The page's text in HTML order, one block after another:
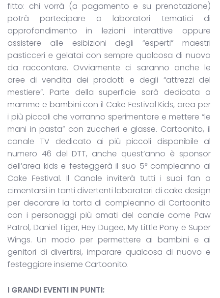
fitto: chi vorrà (a pagamento e su prenotazione)
potrà partecipare a laboratori tematici di
approfondimento in lezioni interattive oppure
assistere alle esibizioni degli “esperti” maestri
pasticceri e gelatai con sempre qualcosa di nuovo
da raccontare. Ovviamente ci saranno anche le
aree di vendita dei prodotti e degli “attrezzi del
mestiere”. Parte della superficie sarà dedicata a
mamme e bambini con il Cake Festival Kids, area per
i più piccoli che vorranno sperimentare e mettere “le
mani in pasta” con zuccheri e glasse. Cartoonito, il
canale TV dedicato ai più piccoli disponibile al
numero 46 del DTT, anche quest’anno è sponsor
dell’area kids e festeggerà il suo 5° compleanno al
Cake Festival. Il Canale inviterà tutti i suoi fan a
cimentarsi in tanti divertenti laboratori di cake design
per decorare la torta di compleanno di Cartoonito
con i personaggi più amati del canale come Paw
Patrol, Daniel Tiger, Hey Dugee, My Little Pony e Super
Wings. Un modo per permettere ai bambini e ai
genitori di divertirsi, imparare qualcosa di nuovo e
festeggiare insieme Cartoonito.
I GRANDI EVENTI IN PUNTI: